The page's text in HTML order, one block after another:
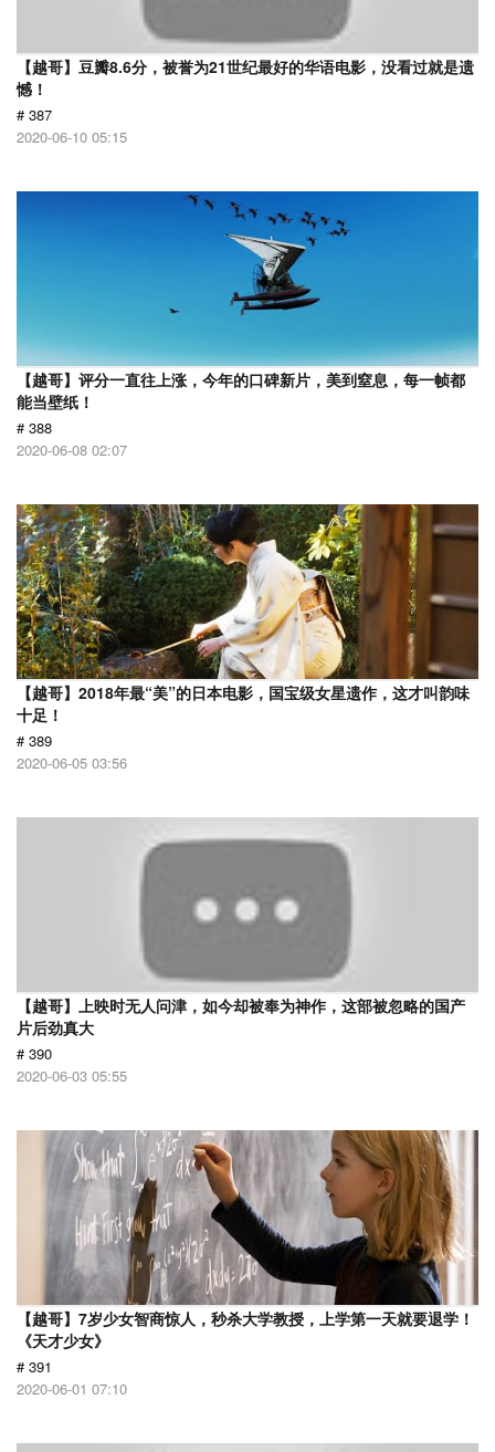
【越哥】豆瓣8.6分，被誉为21世纪最好的华语电影，没看过就是遗
憾！
# 387
2020-06-10 05:15
【越哥】评分一直往上涨，今年的口碑新片，美到窒息，每一帧都
能当壁纸！
# 388
2020-06-08 02:07
【越哥】2018年最“美”的日本电影，国宝级女星遗作，这才叫韵味
十足！
# 389
2020-06-05 03:56
【越哥】上映时无人问津，如今却被奉为神作，这部被忽略的国产
片后劲真大
# 390
2020-06-03 05:55
【越哥】7岁少女智商惊人，秒杀大学教授，上学第一天就要退学！
《天才少女》
# 391
2020-06-01 07:10